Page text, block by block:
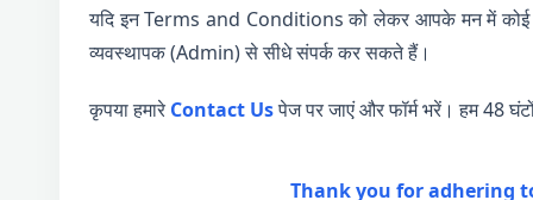
यदि इन Terms and Conditions को लेकर आपके मन में कोई
व्यवस्थापक (Admin) से सीधे संपर्क कर सकते हैं।
कृपया हमारे Contact Usपेज पर जाएं और फॉर्म भरें। हम 48
Thank you for adhering